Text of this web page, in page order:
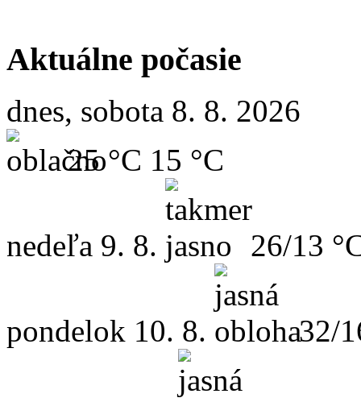
Aktuálne počasie
dnes, sobota 8. 8. 2026
25 °C 15 °C
nedeľa 9. 8. 26/13
pondelok 10. 8. 32/